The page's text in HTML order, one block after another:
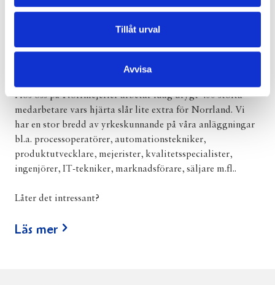
Tillåt urval
Avvisa
Vill du bli en av oss?
Hos oss på Norrmejerier arbetar idag drygt 400 stolta
medarbetare vars hjärta slår lite extra för Norrland. Vi
har en stor bredd av yrkeskunnande på våra anläggningar
bl.a. processoperatörer, automationstekniker,
produktutvecklare, mejerister, kvalitetsspecialister,
ingenjörer, IT-tekniker, marknadsförare, säljare m.fl..
Låter det intressant?
Läs mer